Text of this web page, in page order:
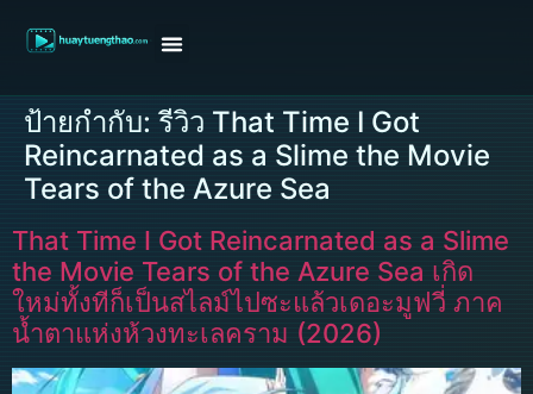
ป้ายกำกับ: รีวิว That Time I Got
Reincarnated as a Slime the Movie
Tears of the Azure Sea
That Time I Got Reincarnated as a Slime
the Movie Tears of the Azure Sea เกิด
ใหม่ทั้งทีก็เป็นสไลม์ไปซะแล้วเดอะมูฟวี่ ภาค
น้ำตาแห่งห้วงทะเลคราม (2026)